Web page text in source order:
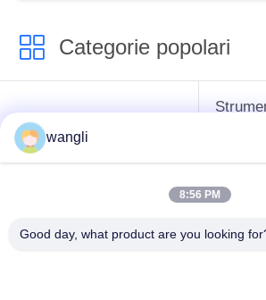
Categorie popolari
strumenti difficili del
petrolio
collaudo del
wangli
8:56 PM
Good day, what product are you looking